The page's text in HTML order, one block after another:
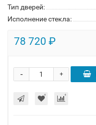
Тип дверей:
Исполнение стекла:
78 720 ₽
+
-